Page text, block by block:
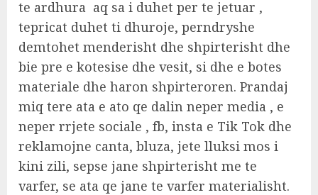
te ardhura aq sa i duhet per te jetuar ,
tepricat duhet ti dhuroje, perndryshe
demtohet menderisht dhe shpirterisht dhe
bie pre e kotesise dhe vesit, si dhe e botes
materiale dhe haron shpirteroren. Prandaj
miq tere ata e ato qe dalin neper media , e
neper rrjete sociale , fb, insta e Tik Tok dhe
reklamojne canta, bluza, jete lluksi mos i
kini zili, sepse jane shpirterisht me te
varfer, se ata qe jane te varfer materialisht.